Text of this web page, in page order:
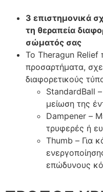
3 επιστημονικά
τη θεραπεία
σώματός σας
Το Theragun Relief
προσαρτήματα,
διαφορετικούς
StandardBall
μείωση της
Dampener –
τρυφερές ή
Thumb – Για
επώδυνους